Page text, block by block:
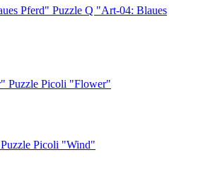
Puzzle Q "Art-04: Blaues
Puzzle Picoli "Flower"
Puzzle Picoli "Wind"